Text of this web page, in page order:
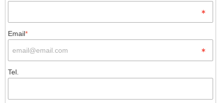
Email*
Tel.